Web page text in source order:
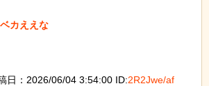
カええな
日：2026/06/04 3:54:00 ID:2R2Jwe/af